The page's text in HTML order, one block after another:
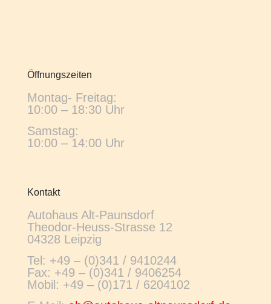
Öffnungszeiten
Montag- Freitag:
10:00 – 18:30 Uhr
Samstag:
10:00 – 14:00 Uhr
Kontakt
Autohaus Alt-Paunsdorf
Theodor-Heuss-Strasse 12
04328 Leipzig
Tel: +49 – (0)341 / 9410244
Fax: +49 – (0)341 / 9406254
Mobil: +49 – (0)171 / 6204102